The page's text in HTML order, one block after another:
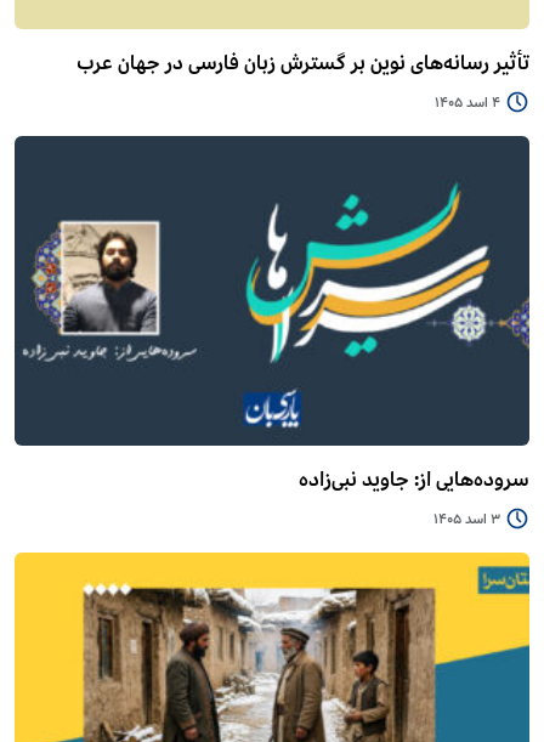
تأثیر رسانه‌های نوین بر گسترش زبان فارسی در جهان عرب
4 اسد 1405
سروده‌هایی از: جاوید نبی‌زاده
3 اسد 1405